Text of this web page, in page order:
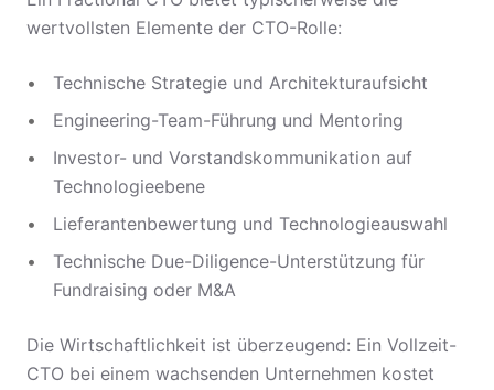
wertvollsten Elemente der CTO-Rolle:
Technische Strategie und Architekturaufsicht
Engineering-Team-Führung und Mentoring
Investor- und Vorstandskommunikation auf
Technologieebene
Lieferantenbewertung und Technologieauswahl
Technische Due-Diligence-Unterstützung für
Fundraising oder M&A
Die Wirtschaftlichkeit ist überzeugend: Ein Vollzeit-
CTO bei einem wachsenden Unternehmen kostet